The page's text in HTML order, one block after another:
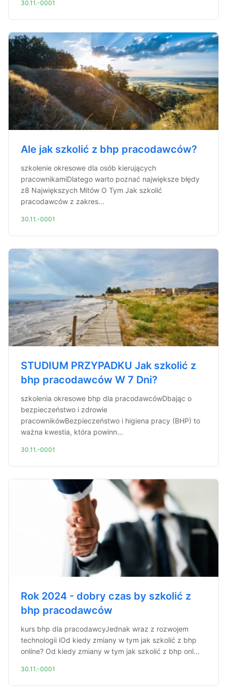
30.11.-0001
Ale jak szkolić z bhp pracodawców?
szkolenie okresowe dla osób kierujących
pracownikamiDlatego warto poznać największe błędy
z8 Największych Mitów O Tym Jak szkolić
pracodawców z zakres...
30.11.-0001
STUDIUM PRZYPADKU Jak szkolić z
bhp pracodawców W 7 Dni?
szkolenia okresowe bhp dla pracodawcówDbając o
bezpieczeństwo i zdrowie
pracownikówBezpieczeństwo i higiena pracy (BHP) to
ważna kwestia, która powinn...
30.11.-0001
Rok 2024 - dobry czas by szkolić z
bhp pracodawców
kurs bhp dla pracodawcyJednak wraz z rozwojem
technologii iOd kiedy zmiany w tym jak szkolić z bhp
online? Od kiedy zmiany w tym jak szkolić z bhp onl...
30.11.-0001